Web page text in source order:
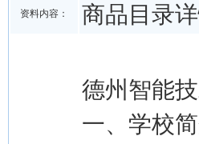
资料内容： 商品目录
德州智能
一、学校